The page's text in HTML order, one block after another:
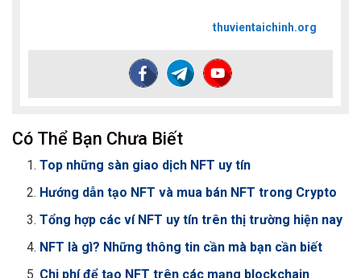
thuvientaichinh.org
Có Thể Bạn Chưa Biết
Top những sàn giao dịch NFT uy tín
Hướng dẫn tạo NFT và mua bán NFT trong Crypto
Tổng hợp các ví NFT uy tín trên thị trường hiện nay
NFT là gì? Những thông tin cần mà bạn cần biết
Chi phí để tạo NFT trên các mạng blockchain